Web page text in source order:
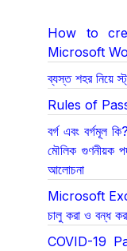
How to
Microsoft
ব্যস্ত শহর নিয়ে
Rules of
বর্গ এবং বর্গমূল
মৌলিক গুণনীয়ক
আলোচনা
Microsoft
চালু করা ও বন্ধ
COVID-19